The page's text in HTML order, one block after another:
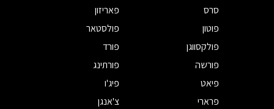
סרס
פאריזון
פוטון
פולסטאר
פולקסווגן
פורד
פורשה
פורתינג
פיאט
פיג'ו
פרארי
צ'אנגן